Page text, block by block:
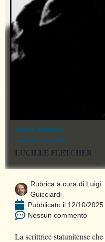
PER LA RUBRICA...
I maestri del giallo
LUCILLE FLETCHER
Rubrica a cura di Luigi
Guicciardi
Pubblicato il 12/10/2025
Nessun commento
La scrittrice statunitense che